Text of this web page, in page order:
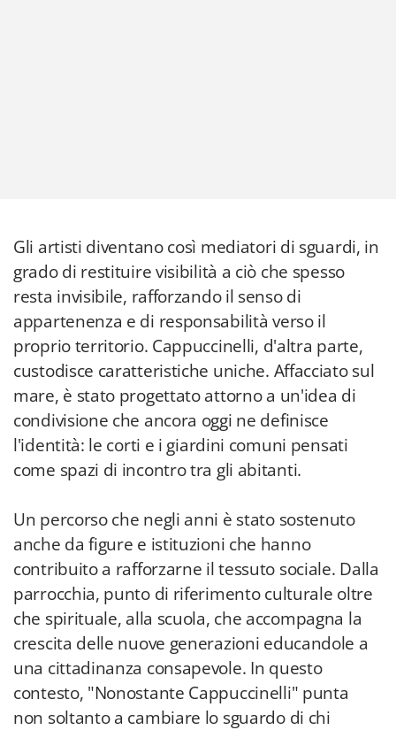
Gli artisti diventano così mediatori di sguardi, in
grado di restituire visibilità a ciò che spesso
resta invisibile, rafforzando il senso di
appartenenza e di responsabilità verso il
proprio territorio. Cappuccinelli, d'altra parte,
custodisce caratteristiche uniche. Affacciato sul
mare, è stato progettato attorno a un'idea di
condivisione che ancora oggi ne definisce
l'identità: le corti e i giardini comuni pensati
come spazi di incontro tra gli abitanti.
Un percorso che negli anni è stato sostenuto
anche da figure e istituzioni che hanno
contribuito a rafforzarne il tessuto sociale. Dalla
parrocchia, punto di riferimento culturale oltre
che spirituale, alla scuola, che accompagna la
crescita delle nuove generazioni educandole a
una cittadinanza consapevole. In questo
contesto, "Nonostante Cappuccinelli" punta
non soltanto a cambiare lo sguardo di chi